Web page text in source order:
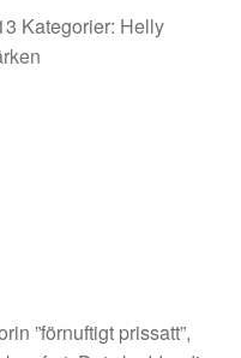
Kategorier: Helly
”förnuftigt prissatt”,